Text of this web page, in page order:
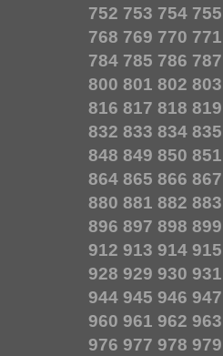
752 753 754 755
768 769 770 771
784 785 786 787
800 801 802 803
816 817 818 819
832 833 834 835
848 849 850 851
864 865 866 867
880 881 882 883
896 897 898 899
912 913 914 915
928 929 930 931
944 945 946 947
960 961 962 963
976 977 978 979